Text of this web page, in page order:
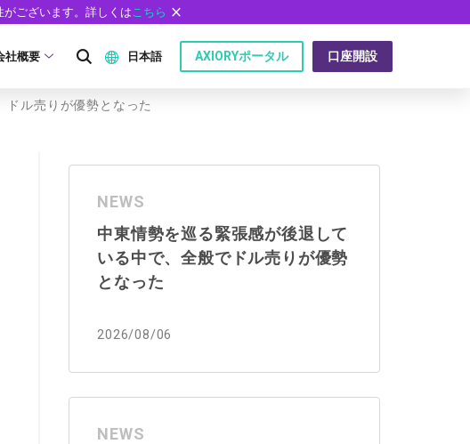
ございます。詳しくはこちら
カルデータ
ドバイザー)
ター
グラム（IP）
ス
社概要 日本語
日本語
عربى
Русский
Tiếng Việt
AXIORYポータル 口座開設
ドル売りが優勢となった
NEWS
中東情勢を巡る緊張感が後退して
いる中で、全般でドル売りが優勢
となった
2026/08/06
NEWS